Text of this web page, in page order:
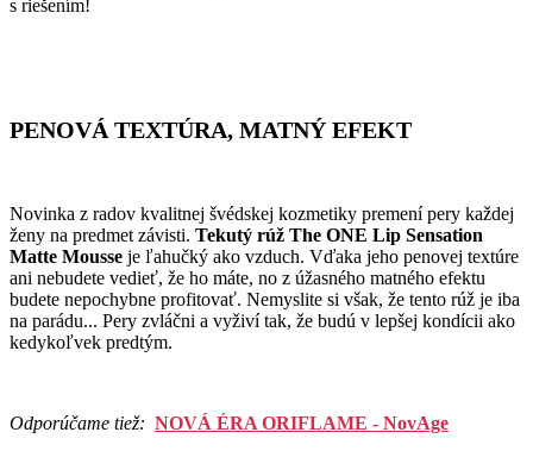
s riešením!
PENOVÁ TEXTÚRA, MATNÝ EFEKT
Novinka z radov kvalitnej švédskej kozmetiky premení pery každej
ženy na predmet závisti. Tekutý rúž The ONE Lip Sensation
Matte Mousse je ľahučký ako vzduch. Vďaka jeho penovej textúre
ani nebudete vedieť, že ho máte, no z úžasného matného efektu
budete nepochybne profitovať. Nemyslite si však, že tento rúž je iba
na parádu... Pery zvláčni a vyživí tak, že budú v lepšej kondícii ako
kedykoľvek predtým.
Odporúčame tiež: NOVÁ ÉRA ORIFLAME - NovAge